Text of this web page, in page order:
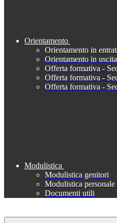
Orientamento
Orientamento in
Orientamento in uscita
Offerta formativa -
Offerta formativa -
Offerta formativa -
Modulistica
Modulistica genitori
Modulistica personale
Documenti utili